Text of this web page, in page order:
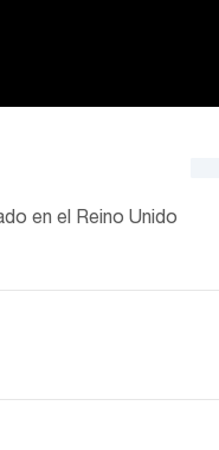
en el Reino Unido